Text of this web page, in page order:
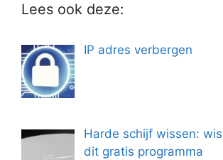
Lees ook deze:
IP adres verbergen
Harde schijf wissen:
dit gratis programma